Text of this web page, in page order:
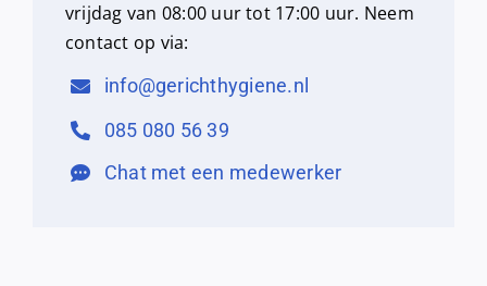
vrijdag van 08:00 uur tot 17:00 uur. Neem
contact op via:
info@gerichthygiene.nl
085 080 56 39
Chat met een medewerker